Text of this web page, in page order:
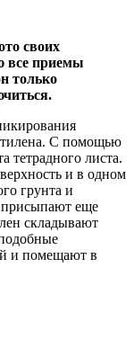
своих
все приемы
только
С помощью
тетрадного листа.
и в одном
грунта и
присыпают еще
складывают
и помещают в